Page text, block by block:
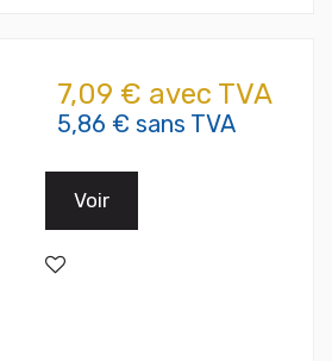
7,09 € avec TVA
5,86 € sans TVA
Voir